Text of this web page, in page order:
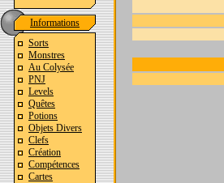
Informations
Sorts
Monstres
Au Colysée
PNJ
Levels
Quêtes
Potions
Objets Divers
Clefs
Création
Compétences
Cartes